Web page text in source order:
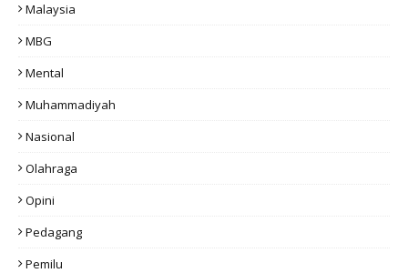
Malaysia
MBG
Mental
Muhammadiyah
Nasional
Olahraga
Opini
Pedagang
Pemilu